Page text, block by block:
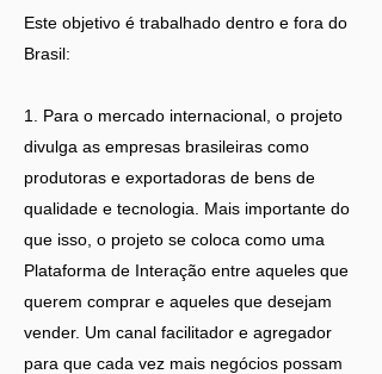
Este objetivo é trabalhado dentro e fora do
Brasil:
1. Para o mercado internacional, o projeto
divulga as empresas brasileiras como
produtoras e exportadoras de bens de
qualidade e tecnologia. Mais importante do
que isso, o projeto se coloca como uma
Plataforma de Interação entre aqueles que
querem comprar e aqueles que desejam
vender. Um canal facilitador e agregador
para que cada vez mais negócios possam